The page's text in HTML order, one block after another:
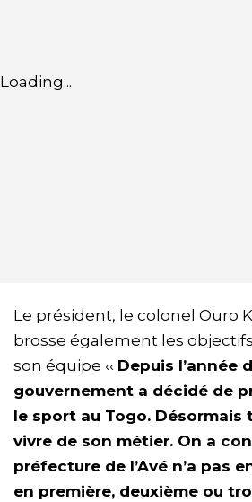
Loading...
Le président, le colonel Ouro
brosse également les
son équipe ‹‹ Depuis l’année
gouvernement a décidé de
le sport au Togo.
vivre de son métier. On a
préfecture de l’Avé n’a pas
en première, deuxième ou